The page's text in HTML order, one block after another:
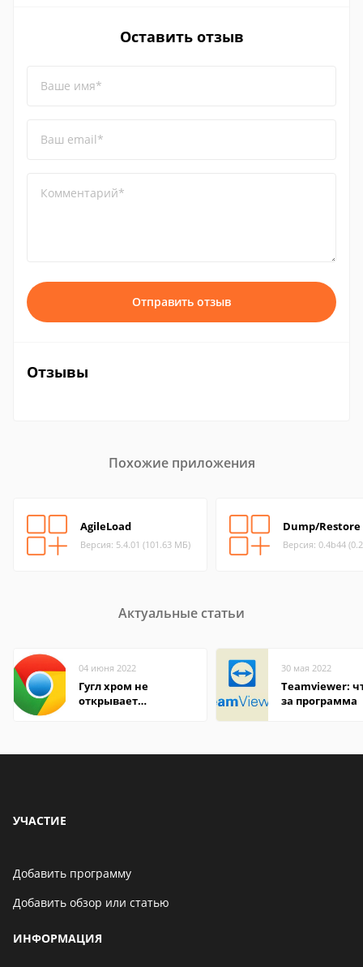
Оставить отзыв
Ваше имя*
Ваш email*
Комментарий*
Отправить отзыв
Отзывы
Похожие приложения
AgileLoad
Версия: 5.4.01 (101.63 МБ)
Dump/Restore
Версия: 0.4b44
Актуальные статьи
04 июня 2022
Гугл хром не
открывает
30 мая 2022
Teamviewer:
за программа
УЧАСТИЕ
Добавить программу
Добавить обзор или статью
ИНФОРМАЦИЯ